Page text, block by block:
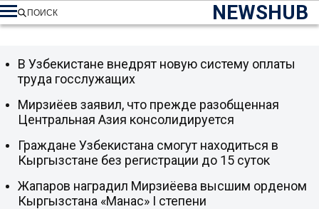
NEWSHUB
ПОИСК
В Узбекистане внедрят новую систему оплаты
труда госслужащих
Мирзиёев заявил, что прежде разобщенная
Центральная Азия консолидируется
Граждане Узбекистана смогут находиться в
Кыргызстане без регистрации до 15 суток
Жапаров наградил Мирзиёева высшим орденом
Кыргызстана «Манас» I степени